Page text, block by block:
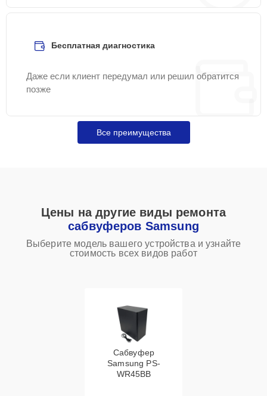
Бесплатная диагностика
Даже если клиент передумал или решил обратится
позже
Все преимущества
Цены на другие виды ремонта
сабвуферов Samsung
Выберите модель вашего устройства и узнайте
стоимость всех видов работ
Сабвуфер
Samsung PS-
WR45BB